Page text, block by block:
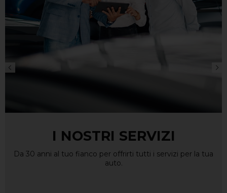
I NOSTRI SERVIZI
Da 30 anni al tuo fianco per offrirti tutti i servizi per la tua
auto.